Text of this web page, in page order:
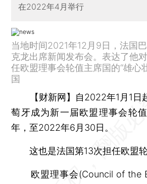
在2022年4月举行
当地时间2021年12月9日，法国
克龙出席新闻发布会。表达了他
任欧盟理事会轮值主席国的“雄心
国
【财新网】
自2022年1月1日
萄牙成为新一届欧盟理事会轮
年，至2022年6月30日。
这也是法国第13次担任欧盟轮
欧盟理事会(Council of the